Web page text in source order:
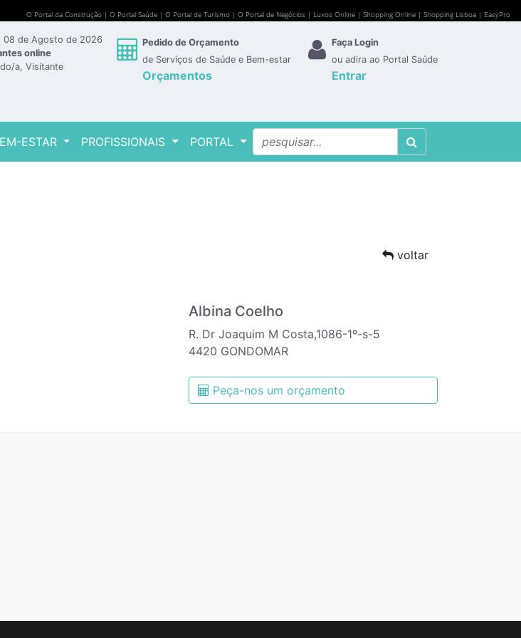
O Portal da Construção | O Portal Saúde | O Portal de Turismo | O Portal de Negócios | Luxos Online | Shopping Online | Shopping Lisboa | EasyPro
08 de Agosto de 2026
online
a, Visitante
Pedido de Orçamento
de Serviços de Saúde e Bem-estar
Orçamentos
Faça Login
ou adira ao Portal Saúde
Entrar
ESTAR PROFISSIONAIS PORTAL
voltar
Albina Coelho
R. Dr Joaquim M Costa,1086-1º-s-5
4420 GONDOMAR
Peça-nos um orçamento